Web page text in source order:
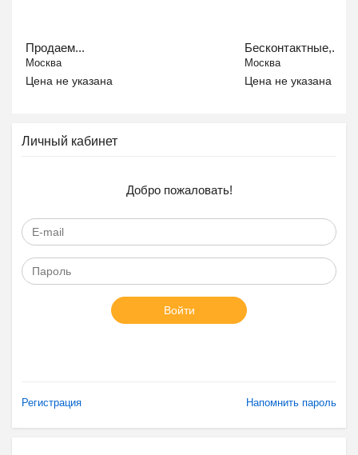
Продаем...
Москва
Цена не указана
Бесконтактные,...
Москва
Цена не указана
Личный кабинет
Добро пожаловать!
Войти
Регистрация Напомнить пароль